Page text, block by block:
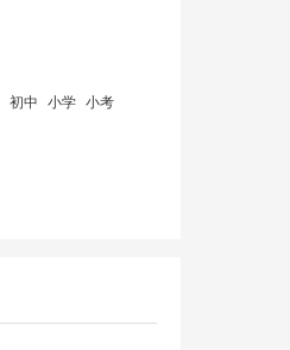
初中 小学 小考